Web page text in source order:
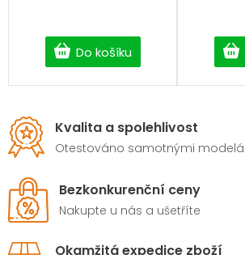
Do košíku
Kvalita a spolehlivost
Otestováno samotnými
Bezkonkurenční ceny
Nakupte u nás a ušetříte
Okamžitá expedice zboží